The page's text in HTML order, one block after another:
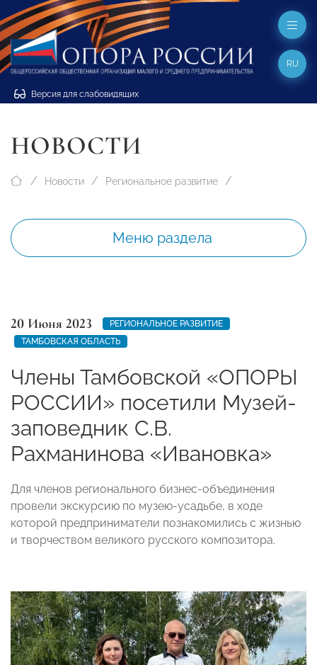
Версия для слабовидящих
RU
НОВОСТИ
Новости Региональное развитие
Меню раздела
20 Июня 2023
РЕГИОНАЛЬНОЕ РАЗВИТИЕ
ТАМБОВСКАЯ ОБЛАСТЬ
Члены Тамбовской «ОПОРЫ
РОССИИ» посетили Музей-
заповедник С.В.
Рахманинова «Ивановка»
Для членов регионального бизнес-объединения
провели экскурсию по музею-усадьбе, в ходе
которой предприниматели познакомились с жизнью
и творчеством великого русского композитора.